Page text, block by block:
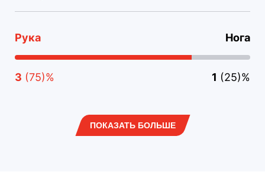
Рука Нога
3 (75)% 1 (25)%
ПОКАЗАТЬ БОЛЬШЕ